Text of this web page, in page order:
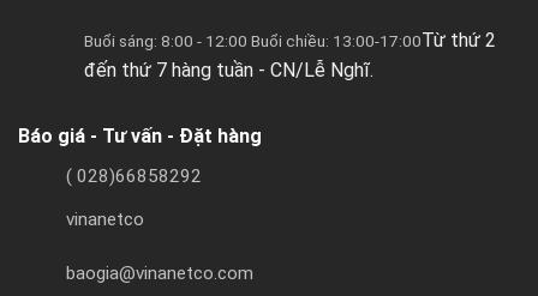
Buổi sáng: 8:00 - 12:00 Buổi chiều: 13:00-17:00Từ thứ 2
đến thứ 7 hàng tuần - CN/Lễ Nghĩ.
Báo giá - Tư vấn - Đặt hàng
( 028)66858292
vinanetco
baogia@vinanetco.com